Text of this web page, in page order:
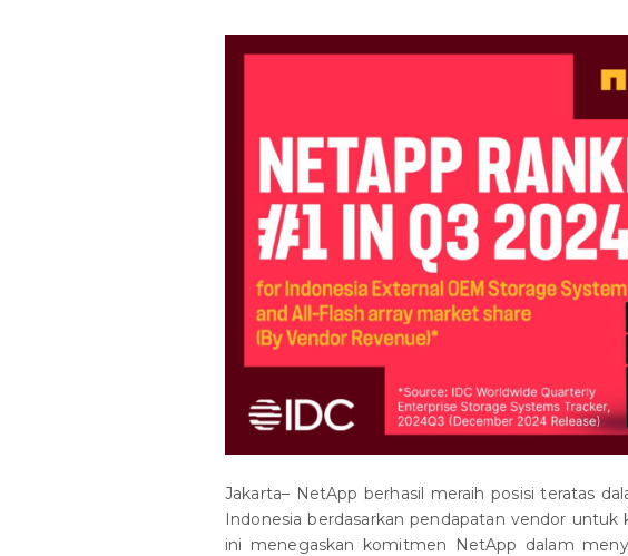
Jakarta– NetApp berhasil meraih posisi teratas
Indonesia berdasarkan pendapatan vendor
ini menegaskan komitmen NetApp dalam